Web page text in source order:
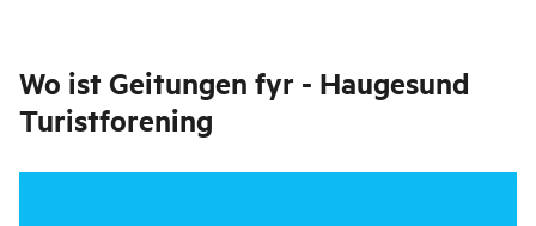
Wo ist Geitungen fyr - Haugesund
Turistforening